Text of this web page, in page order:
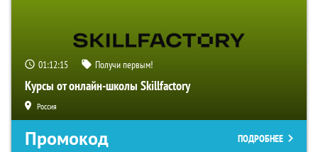
01:12:14 Получи первым!
Курсы от онлайн-школы Skillfactory
Россия
Промокод ПОДРОБНЕЕ